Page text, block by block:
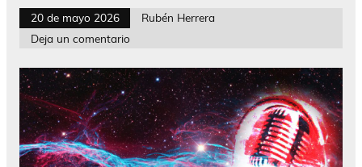
20 de mayo 2026
Rubén Herrera
Deja un comentario